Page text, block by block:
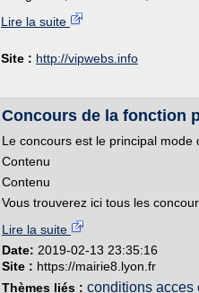
Lire la suite
Site : http://vipwebs.info
Concours de la fonction
Le concours est le principal mode
Contenu
Contenu
Vous trouverez ici tous les
Lire la suite
Date: 2019-02-13 23:35:16
Site : https://mairie8.lyon.fr
Thèmes liés : conditions acces